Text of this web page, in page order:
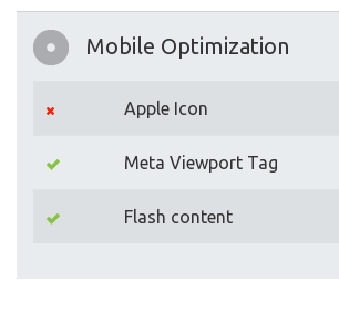
Mobile Optimization
Apple Icon
Meta Viewport Tag
Flash content